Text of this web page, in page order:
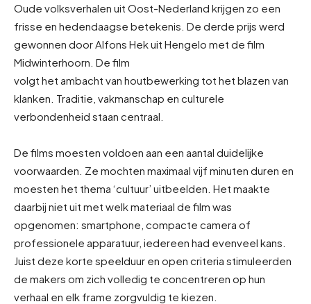
Oude volksverhalen uit Oost-Nederland krijgen zo een
frisse en hedendaagse betekenis. De derde prijs werd
gewonnen door Alfons Hek uit Hengelo met de film
Midwinterhoorn. De film
volgt het ambacht van houtbewerking tot het blazen van
klanken. Traditie, vakmanschap en culturele
verbondenheid staan centraal.
De films moesten voldoen aan een aantal duidelijke
voorwaarden. Ze mochten maximaal vijf minuten duren en
moesten het thema ‘cultuur’ uitbeelden. Het maakte
daarbij niet uit met welk materiaal de film was
opgenomen: smartphone, compacte camera of
professionele apparatuur, iedereen had evenveel kans.
Juist deze korte speelduur en open criteria stimuleerden
de makers om zich volledig te concentreren op hun
verhaal en elk frame zorgvuldig te kiezen.